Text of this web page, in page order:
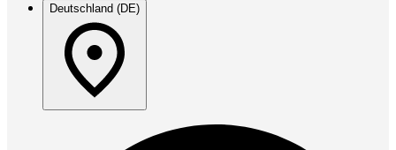
Deutschland (DE)